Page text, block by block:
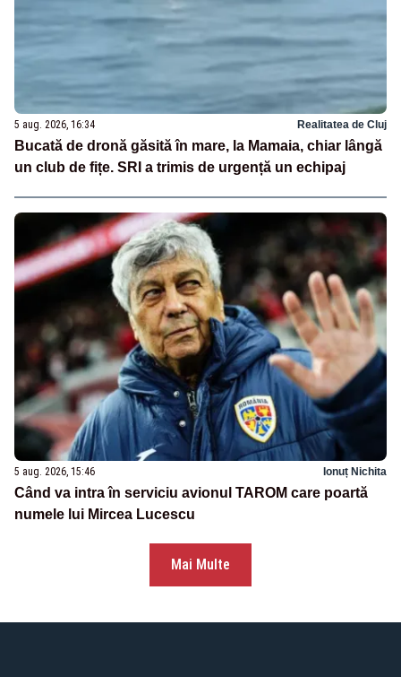
5 aug. 2026, 16:34 Realitatea de Cluj
Bucată de dronă găsită în mare, la Mamaia, chiar lângă
un club de fițe. SRI a trimis de urgență un echipaj
5 aug. 2026, 15:46 Ionuț Nichita
Când va intra în serviciu avionul TAROM care poartă
numele lui Mircea Lucescu
Mai Multe